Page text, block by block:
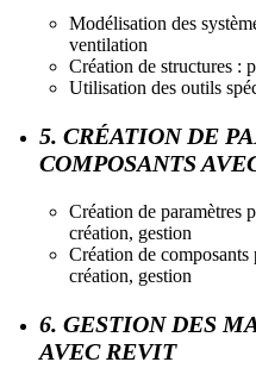
Modélisation des
ventilation
Création de structures :
Utilisation des outils
5. CRÉATION DE
COMPOSANTS
Création de paramètres
création, gestion
Création de composants
création, gestion
6. GESTION DES
AVEC REVIT